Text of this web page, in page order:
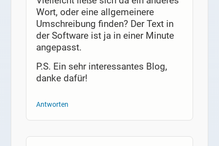
Wort, oder eine allgemeinere
Umschreibung finden? Der Text in
der Software ist ja in einer Minute
angepasst.
P.S. Ein sehr interessantes Blog,
danke dafür!
Antworten